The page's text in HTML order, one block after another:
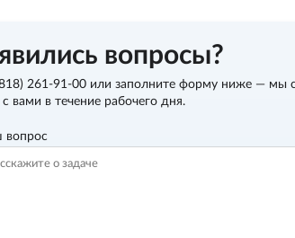
вопросы?
261-91-00или заполните форму ниже — мы
с вами в течение рабочего дня.
вопрос